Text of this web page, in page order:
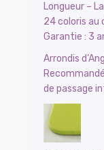
Longueur –
24 coloris au
Garantie : 3
Arrondis
de passage